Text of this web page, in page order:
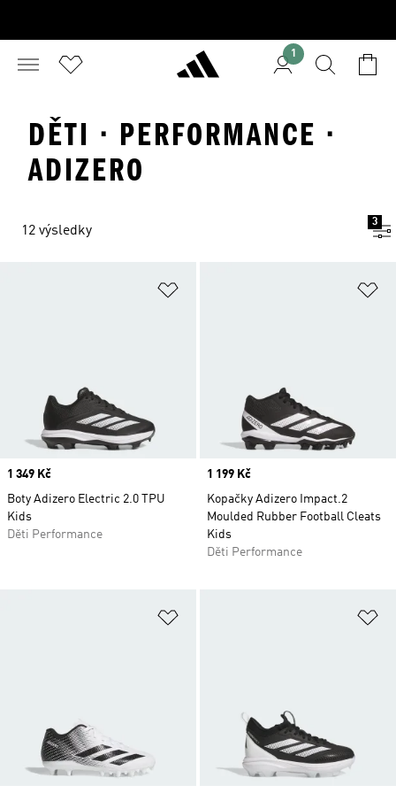
1
DĚTI · PERFORMANCE ·
ADIZERO
12 výsledky
3
Price
1 349 Kč
Boty Adizero Electric 2.0 TPU
Kids
Děti Performance
Price
1 199 Kč
Kopačky Adizero Impact.2
Moulded Rubber Football Cleats
Kids
Děti Performance